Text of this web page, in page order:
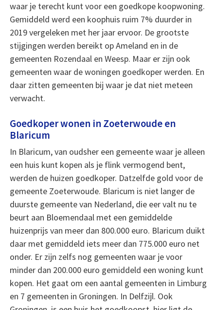
waar je terecht kunt voor een goedkope koopwoning.
Gemiddeld werd een koophuis ruim 7% duurder in
2019 vergeleken met her jaar ervoor. De grootste
stijgingen werden bereikt op Ameland en in de
gemeenten Rozendaal en Weesp. Maar er zijn ook
gemeenten waar de woningen goedkoper werden. En
daar zitten gemeenten bij waar je dat niet meteen
verwacht.
Goedkoper wonen in Zoeterwoude en
Blaricum
In Blaricum, van oudsher een gemeente waar je alleen
een huis kunt kopen als je flink vermogend bent,
werden de huizen goedkoper. Datzelfde gold voor de
gemeente Zoeterwoude. Blaricum is niet langer de
duurste gemeente van Nederland, die eer valt nu te
beurt aan Bloemendaal met een gemiddelde
huizenprijs van meer dan 800.000 euro. Blaricum duikt
daar met gemiddeld iets meer dan 775.000 euro net
onder. Er zijn zelfs nog gemeenten waar je voor
minder dan 200.000 euro gemiddeld een woning kunt
kopen. Het gaat om een aantal gemeenten in Limburg
en 7 gemeenten in Groningen. In Delfzijl. Ook